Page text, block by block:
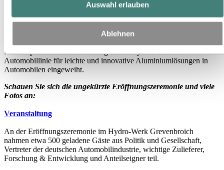
Auswahl erlauben
Ablehnen
Kanzlerin eröffnet neue Hydro-Anlage:
„Ein Versprechen für die Zukunft“
Bundeskanzlerin Angela Merkel und die norwegische
Ministerpräsidentin Erna Solberg haben Hydros neue
Automobillinie für leichte und innovative Aluminiumlösungen in
Automobilen eingeweiht.
Schauen Sie sich die ungekürzte Eröffnungszeremonie und viele
Fotos an:
Veranstaltung
An der Eröffnungszeremonie im Hydro-Werk Grevenbroich
nahmen etwa 500 geladene Gäste aus Politik und Gesellschaft,
Vertreter der deutschen Automobilindustrie, wichtige Zulieferer,
Forschung & Entwicklung und Anteilseigner teil.